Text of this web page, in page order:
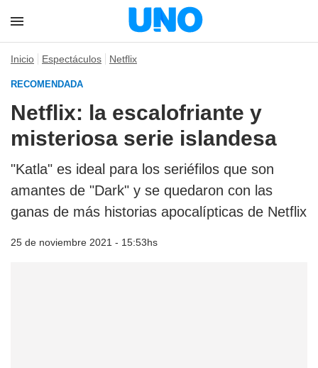
Inicio Espectáculos Netflix
RECOMENDADA
Netflix: la escalofriante y
misteriosa serie islandesa
"Katla" es ideal para los seriéfilos que son
amantes de "Dark" y se quedaron con las
ganas de más historias apocalípticas de Netflix
25 de noviembre 2021 - 15:53hs